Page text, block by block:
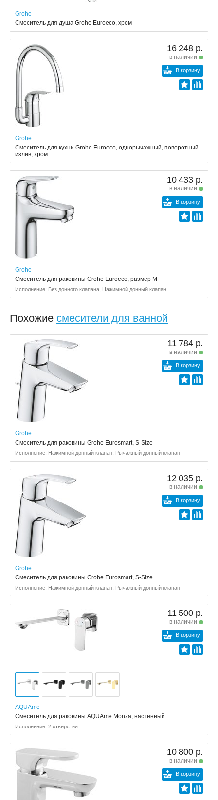
Grohe
Смеситель для душа Grohe Euroeco, хром
16 248 р.
в наличии
В корзину
Grohe
Смеситель для кухни Grohe Euroeco, однорычажный, поворотный
излив, хром
10 433 р.
в наличии
В корзину
Grohe
Смеситель для раковины Grohe Euroeco, размер M
Исполнение: Без донного клапана, Нажимной донный клапан
Похожие смесители для ванной
11 784 р.
в наличии
В корзину
Grohe
Смеситель для раковины Grohe Eurosmart, S-Size
Исполнение: Нажимной донный клапан, Рычажный донный клапан
12 035 р.
в наличии
В корзину
Grohe
Смеситель для раковины Grohe Eurosmart, S-Size
Исполнение: Нажимной донный клапан, Рычажный донный клапан
11 500 р.
в наличии
В корзину
AQUAme
Смеситель для раковины AQUAme Monza, настенный
Исполнение: 2 отверстия
10 800 р.
в наличии
В корзину